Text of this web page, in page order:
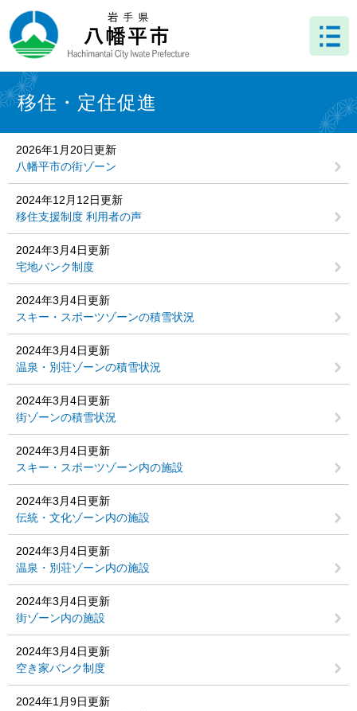
ー
ジ
先
頭
で
ニ
ュ
を
飛
ば
文 移住・定住促進
2026年1月20日更新
八幡平市の街ゾーン
2024年12月12日更新
移住支援制度 利用者の声
2024年3月4日更新
宅地バンク制度
2024年3月4日更新
スキー・スポーツゾーンの積雪状況
2024年3月4日更新
温泉・別荘ゾーンの積雪状況
2024年3月4日更新
街ゾーンの積雪状況
2024年3月4日更新
スキー・スポーツゾーン内の施設
2024年3月4日更新
伝統・文化ゾーン内の施設
2024年3月4日更新
温泉・別荘ゾーン内の施設
2024年3月4日更新
街ゾーン内の施設
2024年3月4日更新
空き家バンク制度
2024年1月9日更新